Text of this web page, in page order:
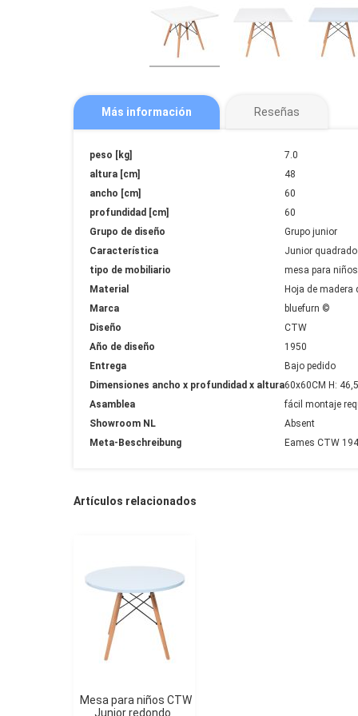
Más información
Más
información
peso [kg]
7.0
altura [cm]
48
ancho [cm]
60
profundidad [cm]
60
Grupo de diseño
Grupo junior
Característica
Junior quadrado
tipo de mobiliario
mesa para niños
Material
Hoja de madera
Marca
bluefurn ©
Diseño
CTW
Año de diseño
1950
Entrega
Bajo pedido
Dimensiones ancho x profundidad x altura60x60CM H:
Asamblea
fácil montaje
Showroom NL
Absent
Meta-Beschreibung
Eames CTW
Reseñas
Artículos relacionados
Mesa para niños CTW
Junior redondo